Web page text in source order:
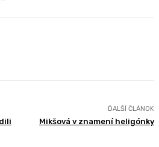
ĎALŠÍ ČLÁNOK
Mikšová v znamení heligónky